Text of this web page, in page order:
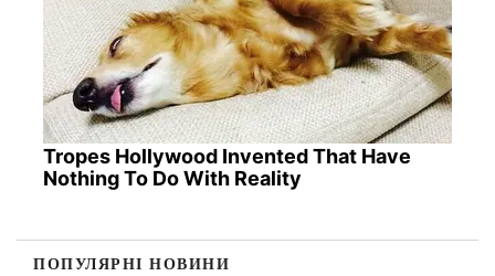
Tropes Hollywood Invented That Have
Nothing To Do With Reality
ПОПУЛЯРНІ НОВИНИ